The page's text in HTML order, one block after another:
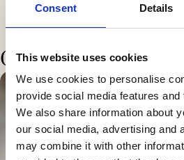
Consent Details
This website uses cookies
We use cookies to personalise
provide social media features
We also share information about
our social media, advertising and
may combine it with other
Gerelateerde